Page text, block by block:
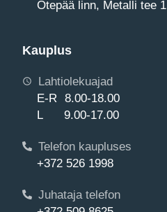
Otepää linn, Metalli tee 1
Kauplus
Lahtiolekuajad
E-R 8.00-18.00
L 9.00-17.00
Telefon kaupluses
+372 526 1998
Juhataja telefon